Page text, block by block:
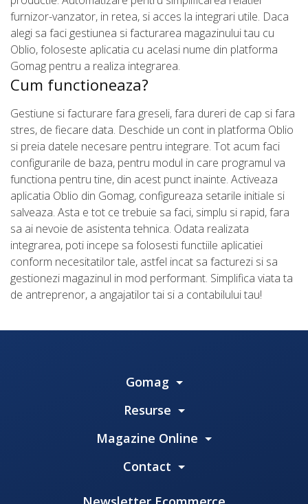
furnizor-vanzator, in retea, si acces la integrari utile. Daca
alegi sa faci gestiunea si facturarea magazinului tau cu
Oblio, foloseste aplicatia cu acelasi nume din platforma
Gomag pentru a realiza integrarea.
Cum functioneaza?
Gestiune si facturare fara greseli, fara dureri de cap si fara
stres, de fiecare data. Deschide un cont in platforma Oblio
si preia datele necesare pentru integrare. Tot acum faci
configurarile de baza, pentru modul in care programul va
functiona pentru tine, din acest punct inainte. Activeaza
aplicatia Oblio din Gomag, configureaza setarile initiale si
salveaza. Asta e tot ce trebuie sa faci, simplu si rapid, fara
sa ai nevoie de asistenta tehnica. Odata realizata
integrarea, poti incepe sa folosesti functiile aplicatiei
conform necesitatilor tale, astfel incat sa facturezi si sa
gestionezi magazinul in mod performant. Simplifica viata ta
de antreprenor, a angajatilor tai si a contabilului tau!
Gomag
Resurse
Magazine Online
Contact